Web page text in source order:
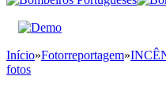
Início»Fotorreportagem»
fotos